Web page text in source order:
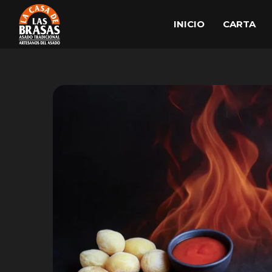
INICIO CARTA